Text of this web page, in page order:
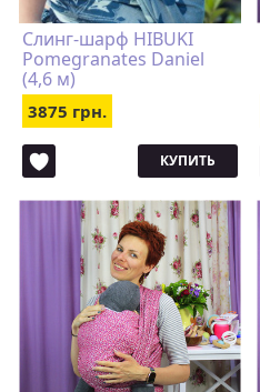
Слинг-шарф HIBUKI
Pomegranates Daniel
(4,6 м)
3875 грн.
КУПИТЬ